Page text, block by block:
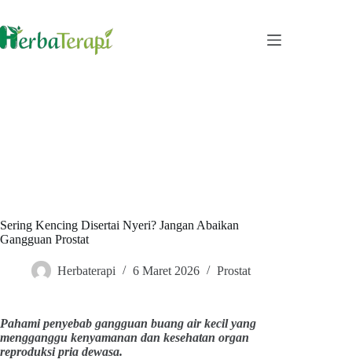
content
Sering Kencing Disertai Nyeri? Jangan Abaikan
Gangguan Prostat
Herbaterapi 6 Maret 2026 Prostat
Pahami penyebab gangguan buang air kecil yang
mengganggu kenyamanan dan kesehatan organ
reproduksi pria dewasa.